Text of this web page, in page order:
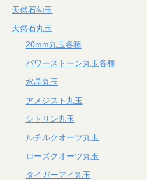
天然石勾玉
天然石丸玉
20mm丸玉各種
パワーストーン丸玉各種
水晶丸玉
アメジスト丸玉
シトリン丸玉
ルチルクオーツ丸玉
ローズクオーツ丸玉
タイガーアイ丸玉